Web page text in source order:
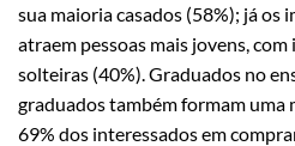
sua maioria casados (58%); já os
atraem pessoas mais jovens,
solteiras (40%). Graduados no
graduados também formam uma
69% dos interessados em